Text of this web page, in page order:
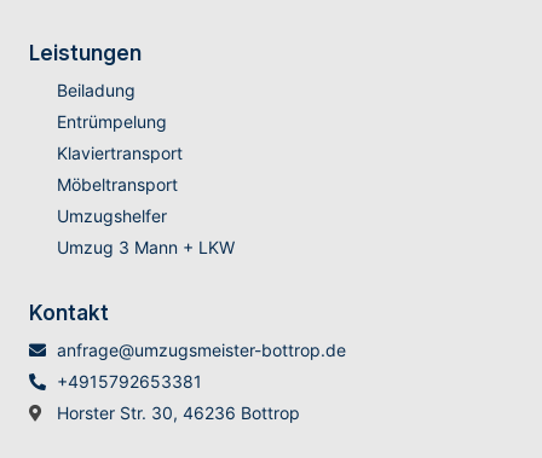
Leistungen
Beiladung
Entrümpelung
Klaviertransport
Möbeltransport
Umzugshelfer
Umzug 3 Mann + LKW
Kontakt
anfrage@umzugsmeister-bottrop.de
+4915792653381
Horster Str. 30, 46236 Bottrop